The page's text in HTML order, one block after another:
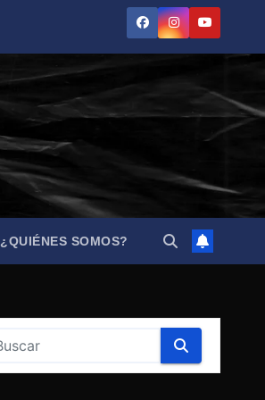
¿QUIÉNES SOMOS?